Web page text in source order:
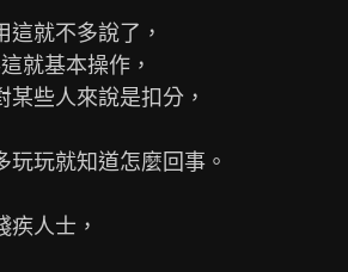
就不多說了，
就基本操作，
些人來說是扣分，
玩就知道怎麼回事。
人士，